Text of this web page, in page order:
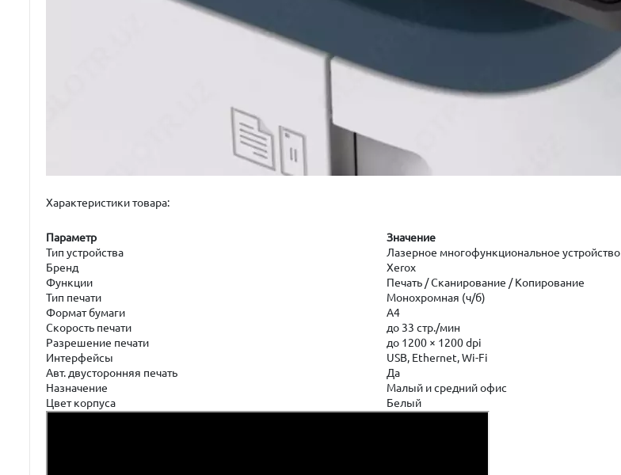
Характеристики товара:
Параметр
Значение
Тип устройства
Лазерное многофункциональное устройство
Бренд
Xerox
Функции
Печать / Сканирование / Копирование
Тип печати
Монохромная (ч/б)
Формат бумаги
A4
Скорость печати
до 33 стр./мин
Разрешение печати
до 1200 × 1200 dpi
Интерфейсы
USB, Ethernet, Wi-Fi
Авт. двусторонняя печать
Да
Назначение
Малый и средний офис
Цвет корпуса
Белый